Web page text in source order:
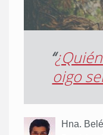
“
oigo
Hna.